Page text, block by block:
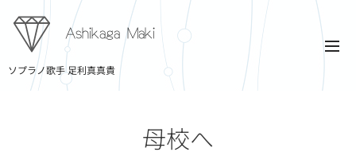
Ashikaga Maki
ソプラノ歌手 足利真真貴
母校へ